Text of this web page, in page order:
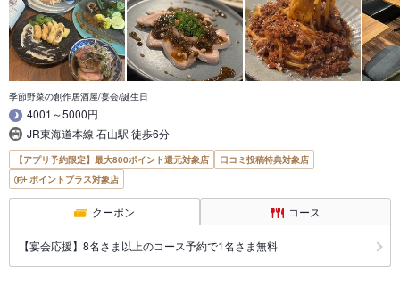
季節野菜の創作居酒屋/宴会/誕生日
4001～5000円
JR東海道本線 石山駅 徒歩6分
【アプリ予約限定】最大800ポイント還元対象店
口コミ投稿特典対象店
ポイントプラス対象店
クーポン コース
【宴会応援】8名さま以上のコース予約で1名さま無料